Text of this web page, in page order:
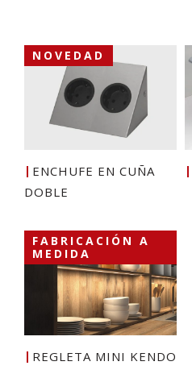
NOVEDAD
ENCHUFE EN CUÑA
DOBLE
FABRICACIÓN A
MEDIDA
REGLETA MINI KENDO